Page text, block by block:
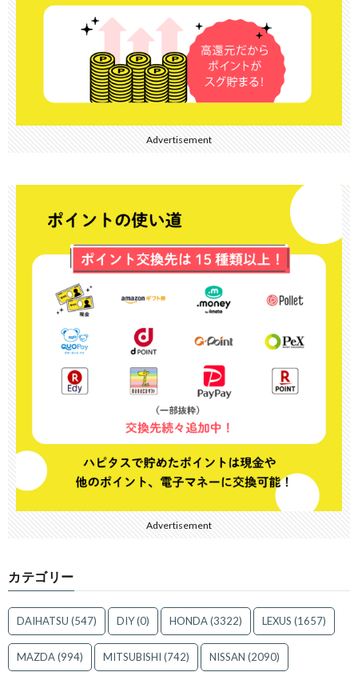
Advertisement
Advertisement
カテゴリー
DAIHATSU (547) DIY(0) HONDA(3322) LEXUS (1657)
MAZDA(994) MITSUBISHI (742) NISSAN (2090)